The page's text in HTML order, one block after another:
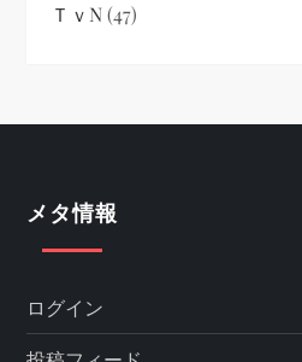
ＴｖN(47)
メタ情報
ログイン